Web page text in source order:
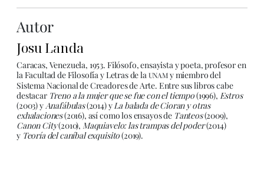
Autor
Josu Landa
Caracas, Venezuela, 1953. Filósofo, ensayista y poeta, profesor en
la Facultad de Filosofía y Letras de laUNAMy miembro del
Sistema Nacional de Creadores de Arte. Entre sus libros cabe
destacar Treno a la mujer que se fue con el tiempo(1996), Estros
(2003) yAnafábulas(2014) yLa balada de Cioran y otras
exhalaciones(2016), así como los ensayos de Tanteos(2009),
Canon City(2010), Maquiavelo: las trampas del poder(2014)
y Teoría del caníbal exquisito(2019).